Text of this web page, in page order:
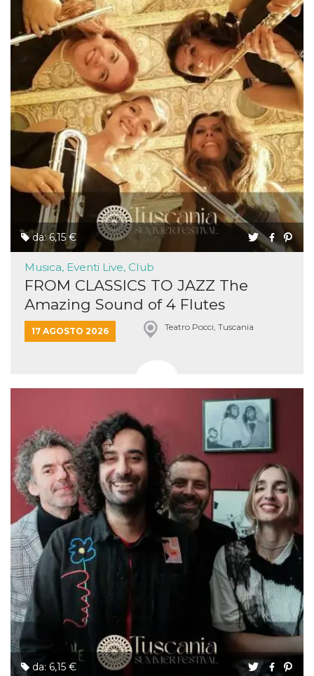
da: 6,15 €
Musica, Eventi Live, Club
FROM CLASSICS TO JAZZ The
Amazing Sound of 4 Flutes
17 AGOSTO 2026 Teatro Pocci, Tuscania
da: 6,15 €